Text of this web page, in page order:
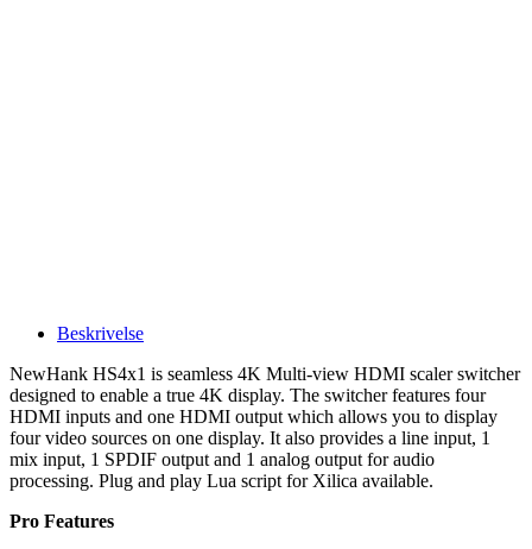
Beskrivelse
NewHank HS4x1 is seamless 4K Multi-view HDMI scaler switcher
designed to enable a true 4K display. The switcher features four
HDMI inputs and one HDMI output which allows you to display
four video sources on one display. It also provides a line input, 1
mix input, 1 SPDIF output and 1 analog output for audio
processing. Plug and play Lua script for Xilica available.
Pro Features